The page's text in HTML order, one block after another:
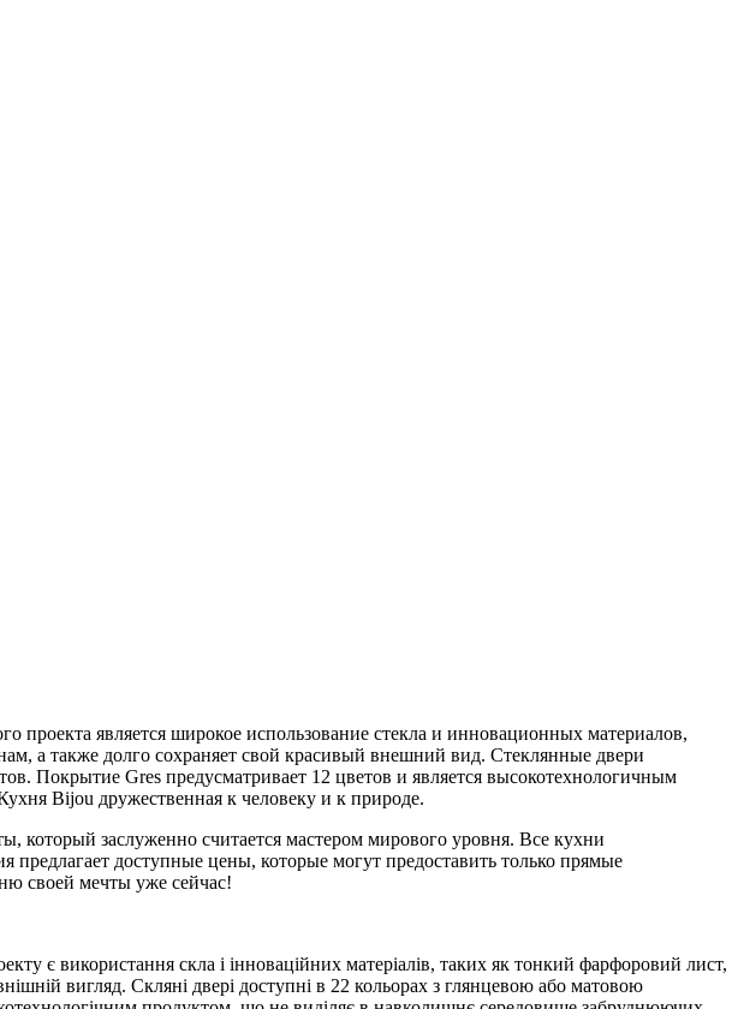
является широкое использование стекла и инновационных материалов,
а также долго сохраняет свой красивый внешний вид. Стеклянные двери
Покрытие Gres предусматривает 12 цветов и является высокотехнологичным
Bijou дружественная к человеку и к природе.
который заслуженно считается мастером мирового уровня. Все кухни
предлагает доступные цены, которые могут предоставить только прямые
своей мечты уже сейчас!
є використання скла і інноваційних матеріалів, таких як тонкий фарфоровий лист,
вигляд. Скляні двері доступні в 22 кольорах з глянцевою або матовою